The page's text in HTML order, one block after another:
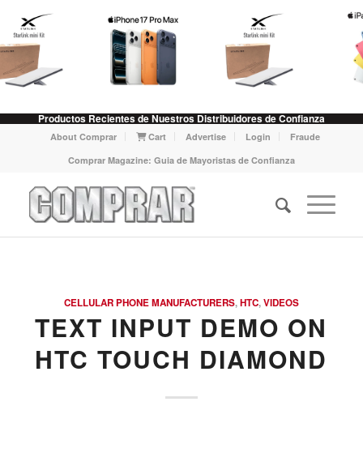
Productos Recientes de Nuestros Distribuidores de Confianza
About Comprar Cart Advertise Login
Fraude
Comprar Magazine: Guia de Mayoristas de Confianza
CELLULAR PHONE MANUFACTURERS,HTC,VIDEOS
TEXT INPUT DEMO ON
HTC TOUCH DIAMOND